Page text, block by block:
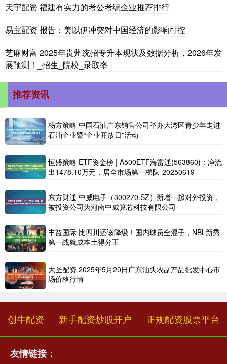
天宇配资 福建有实力的考公考编企业推荐排行
易宝配资 报告：美以伊冲突对中国经济的影响可控
芝麻财富 2025年贵州统招专升本现状及数据分析，2026年发
展预测！_招生_院校_录取率
推荐资讯
杨方策略 中国石油广东销售公司举办大湾区青少年走进
石油企业暨“企业开放日”活动
恒盛策略 ETF资金榜 | A500ETF海富通(563860)：净流
出1478.10万元，居全市场第一梯队-20250619
东方财通 中威电子（300270.SZ）新增一起对外投资，
被投资公司为河南中威算芯科技有限公司
丰益国际 比四川还该降级！国内球员全混子，NBL新秀
第一战就成本土得分王
大圣配资 2025年5月20日广东汕头农副产品批发中心市
场价格行情
创牛配资 新手配资炒股开户 正规配资股票平台
友情链接：